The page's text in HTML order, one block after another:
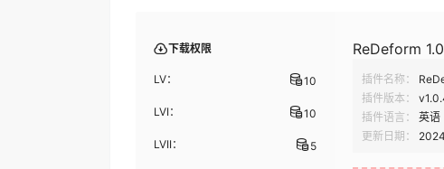
下载权限
LV： 10
LVI： 10
LVII： 5
ReDeform
插件名称：
插件版本：
插件语言：
英语
更新日期：